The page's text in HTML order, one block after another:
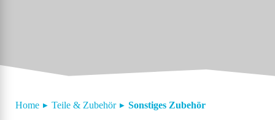
Home Teile & Zubehör Sonstiges Zubehör